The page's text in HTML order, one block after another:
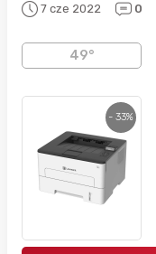
7 cze 2022 0
49°
- 33%